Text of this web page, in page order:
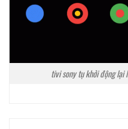
tivi sony tụ khởi động lại